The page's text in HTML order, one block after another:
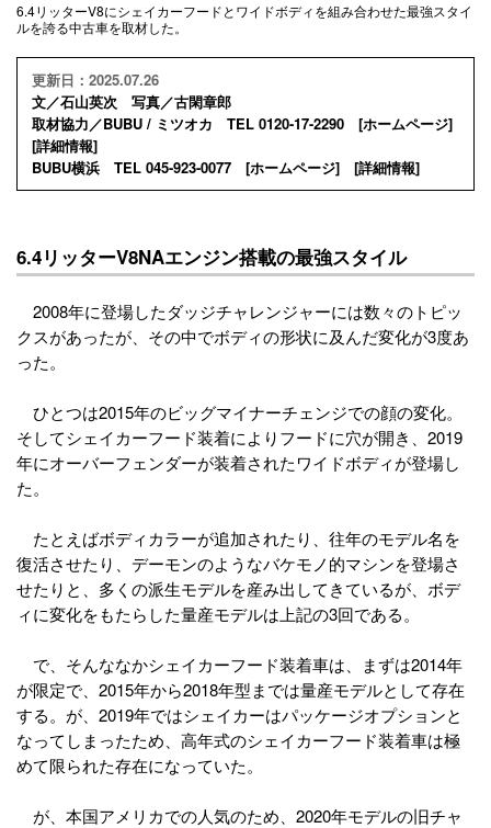
6.4リッターV8にシェイカーフードとワイドボディを組み合わせた最強スタイ
ルを誇る中古車を取材した。
更新日：2025.07.26
文／石山英次 写真／古閑章郎
取材協力／BUBU / ミツオカ TEL 0120-17-2290 [ホームページ]
[詳細情報]
BUBU横浜 TEL 045-923-0077 [ホームページ] [詳細情報]
6.4リッターV8NAエンジン搭載の最強スタイル
2008年に登場したダッジチャレンジャーには数々のトピッ
クスがあったが、その中でボディの形状に及んだ変化が3度あ
った。
ひとつは2015年のビッグマイナーチェンジでの顔の変化。
そしてシェイカーフード装着によりフードに穴が開き、2019
年にオーバーフェンダーが装着されたワイドボディが登場し
た。
たとえばボディカラーが追加されたり、往年のモデル名を
復活させたり、デーモンのようなバケモノ的マシンを登場さ
せたりと、多くの派生モデルを産み出してきているが、ボデ
ィに変化をもたらした量産モデルは上記の3回である。
で、そんななかシェイカーフード装着車は、まずは2014年
が限定で、2015年から2018年型までは量産モデルとして存在
する。が、2019年ではシェイカーはパッケージオプションと
なってしまったため、高年式のシェイカーフード装着車は極
めて限られた存在になっていた。
が、本国アメリカでの人気のため、2020年モデルの旧チャ